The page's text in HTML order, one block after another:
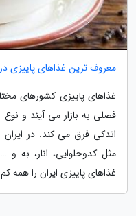
معروف ترین غذاهای پاییزی
غذاهای پاییزی کشورهای
فصلی به بازار می آیند و
اندکی فرق می کند. در
مثل کدوحلوایی، انار، به
غذاهای پاییزی ایران را همه